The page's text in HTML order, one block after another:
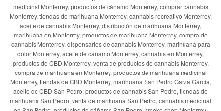
medicinal Monterrey, productos de cáñamo Monterrey, comprar cannabis
Monterrey, tiendas de marihuana Monterrey, cannabis recreativo Monterrey,
aceite de cannabis Monterrey, distribución de marihuana Monterrey,
marihuana en Monterrey, productos de marihuana Monterrey, compra de
cannabis Monterrey, dispensarios de cannabis Monterrey, marihuana para
dolor Monterrey, aceite de cáñamo Monterrey, cannabis en Monterrey,
productos de CBD Monterrey, venta de productos de cannabis Monterrey,
compra de marihuana en Monterrey, productos de marihuana medicinal
Monterrey, tiendas de CBD Monterrey, marihuana San Pedro Garza García,
aceite de CBD San Pedro, productos de cannabis San Pedro, tiendas de
marihuana San Pedro, venta de marihuana San Pedro, cannabis medicinal